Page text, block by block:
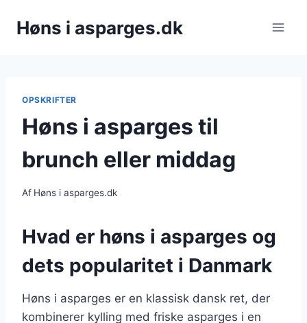
Høns i asparges.dk
OPSKRIFTER
Høns i asparges til
brunch eller middag
Af Høns i asparges.dk
Hvad er høns i asparges og
dets popularitet i Danmark
Høns i asparges er en klassisk dansk ret, der
kombinerer kylling med friske asparges i en